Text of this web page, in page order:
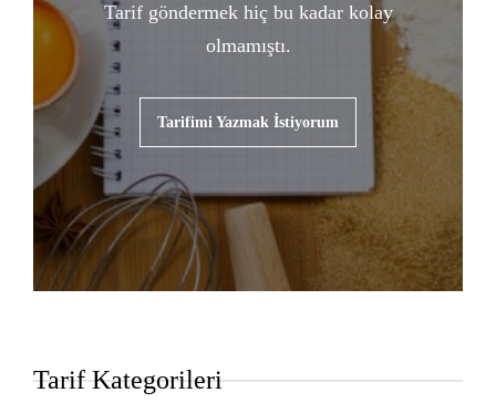
Tarif göndermek hiç bu kadar kolay
olmamıştı.
Tarifimi Yazmak İstiyorum
Tarif Kategorileri